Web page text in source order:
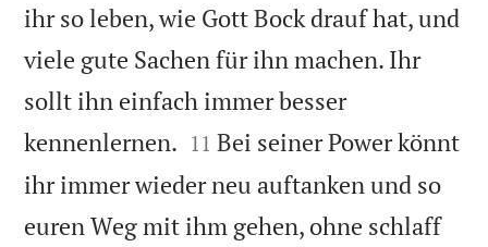
ihr so leben, wie Gott Bock drauf hat, und
viele gute Sachen für ihn machen. Ihr
sollt ihn einfach immer besser
kennenlernen. 

11 Bei seiner Power könnt
ihr immer wieder neu auftanken und so
euren Weg mit ihm gehen, ohne schlaff